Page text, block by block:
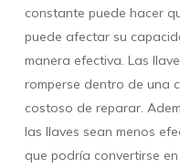
constante puede hacer
puede afectar su
manera efectiva. Las
romperse dentro de una
costoso de reparar.
las llaves sean menos
que podría convertirse